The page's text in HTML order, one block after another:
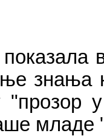
знања
младе